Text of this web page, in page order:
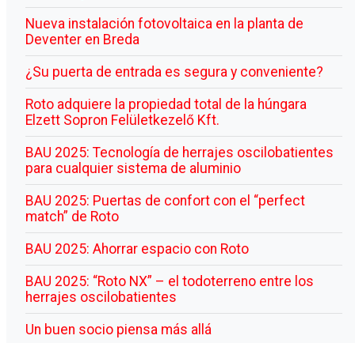
Nueva instalación fotovoltaica en la planta de
Deventer en Breda
¿Su puerta de entrada es segura y conveniente?
Roto adquiere la propiedad total de la húngara
Elzett Sopron Felületkezelő Kft.
BAU 2025: Tecnología de herrajes oscilobatientes
para cualquier sistema de aluminio
BAU 2025: Puertas de confort con el “perfect
match” de Roto
BAU 2025: Ahorrar espacio con Roto
BAU 2025: “Roto NX” – el todoterreno entre los
herrajes oscilobatientes
Un buen socio piensa más allá